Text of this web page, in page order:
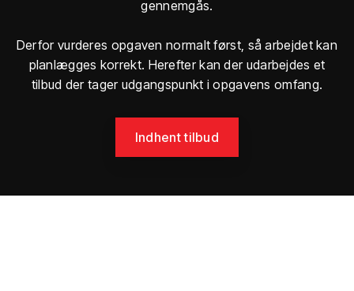
gennemgås.
Derfor vurderes opgaven normalt først, så arbejdet kan
planlægges korrekt. Herefter kan der udarbejdes et
tilbud der tager udgangspunkt i opgavens omfang.
Indhent tilbud​